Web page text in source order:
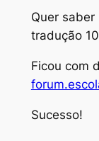
Quer saber
tradução
Ficou com
Sucesso!